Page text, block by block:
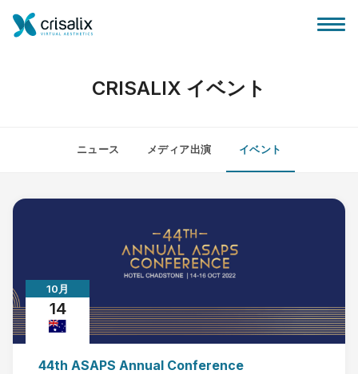
サブスクリプションプラン
患者様のレビュー
CRISALIX イベント
ニュース メディア出演 イベント
10月
14
44th ASAPS Annual Conference